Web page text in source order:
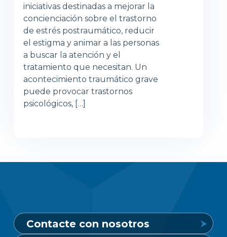
iniciativas destinadas a mejorar la
concienciación sobre el trastorno
de estrés postraumático, reducir
el estigma y animar a las personas
a buscar la atención y el
tratamiento que necesitan. Un
acontecimiento traumático grave
puede provocar trastornos
psicológicos, […]
Contacte con nosotros